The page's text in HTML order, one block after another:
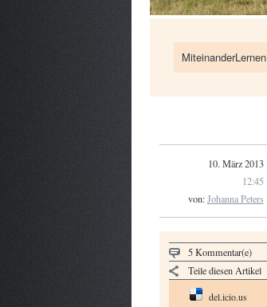
MiteinanderLernen
10. März 2013
12:45
von:Johanna Peters
5 Kommentar(e)
Teile diesen Artikel
del.icio.us